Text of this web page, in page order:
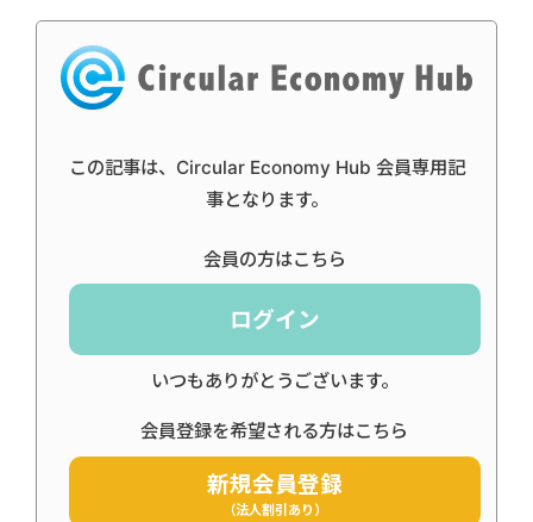
この記事は、Circular Economy Hub 会員専用記
事となります。
会員の方はこちら
ログイン
いつもありがとうございます。
会員登録を希望される方はこちら
新規会員登録
（法人割引あり）